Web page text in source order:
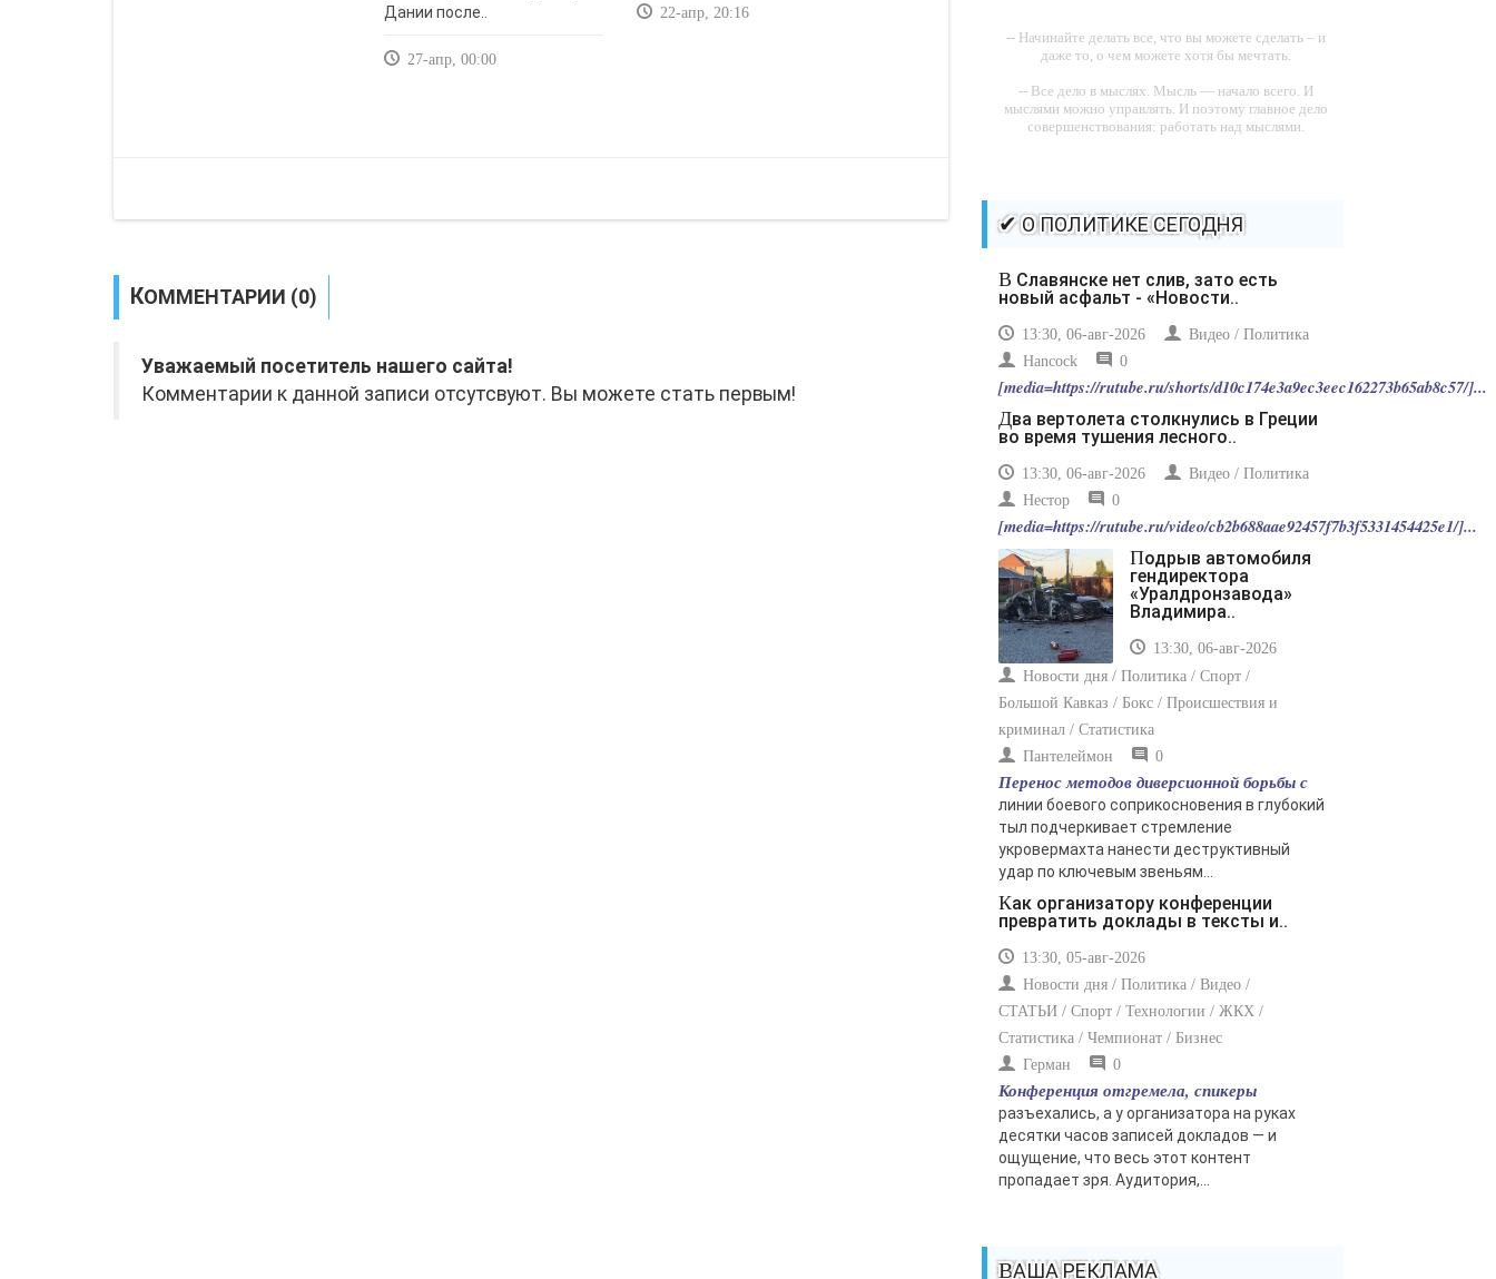
Дании после..
27-апр, 00:00
22-апр, 20:16
КОММЕНТАРИИ (0)
Уважаемый посетитель нашего сайта!
Комментарии к данной записи отсутсвуют. Вы можете стать первым!
-- Начинайте делать все, что вы можете сделать – и
даже то, о чем можете хотя бы мечтать.
-- Все дело в мыслях. Мысль — начало всего. И
мыслями можно управлять. И поэтому главное дело
совершенствования: работать над мыслями.
-- Самое большое богатство — это ум. Самая большая
нищета — глупость. Из всех страхов самый пугающий
-- Лучшее, что можно сделать с хорошим советом, это
пропустить его мимо ушей. Он никогда не бывает
полезен никому, кроме того, кто его дал.
-- Люблю давать советы и очень не люблю, когда их
✔ О ПОЛИТИКЕ СЕГОДНЯ
В Славянске нет слив, зато есть
новый асфальт - «Новости..
13:30, 06-авг-2026
Видео / Политика
Hancock
0
[media=https://rutube.ru/shorts/d10c174e3a9ec3eec162273b65ab8c57/]...
Два вертолета столкнулись в Греции
во время тушения лесного..
13:30, 06-авг-2026
Видео / Политика
Нестор
0
[media=https://rutube.ru/video/cb2b688aae92457f7b3f5331454425e1/]...
Подрыв автомобиля
гендиректора
«Уралдронзавода»
Владимира..
13:30, 06-авг-2026
Новости дня / Политика / Спорт /
Большой Кавказ / Бокс / Происшествия и
криминал / Статистика
Пантелеймон
0
Перенос методов диверсионной борьбы с
линии боевого соприкосновения в глубокий
тыл подчеркивает стремление
укровермахта нанести деструктивный
удар по ключевым звеньям...
Как организатору конференции
превратить доклады в тексты и..
13:30, 05-авг-2026
Новости дня / Политика / Видео /
СТАТЬИ / Спорт / Технологии / ЖКХ /
Статистика / Чемпионат / Бизнес
Герман
0
Конференция отгремела, спикеры
разъехались, а у организатора на руках
десятки часов записей докладов — и
ощущение, что весь этот контент
пропадает зря. Аудитория,...
ВАША РЕКЛАМА